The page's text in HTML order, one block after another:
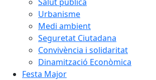
Urbanisme
Medi ambient
Seguretat Ciutadana
Convivència i solidaritat
Dinamització Econòmica
Festa Major